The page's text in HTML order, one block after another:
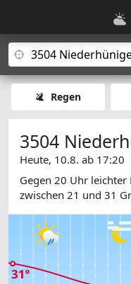
Regen
3504
Heute, 10.8. ab 17:20
Gegen 20 Uhr leichter
zwischen 21 und 31